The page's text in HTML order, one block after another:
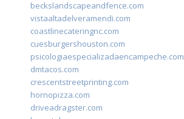
beckslandscapeandfence.com
vistaaltadelveramendi.com
coastlinecateringnc.com
cuesburgershouston.com
psicologiaespecializadaencampeche.com
dmtacos.com
crescentstreetprinting.com
hornopizza.com
driveadragster.com